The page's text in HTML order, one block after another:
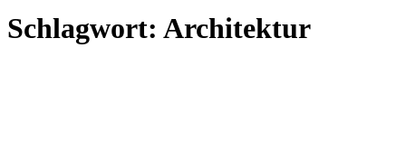
Schlagwort: Architektur